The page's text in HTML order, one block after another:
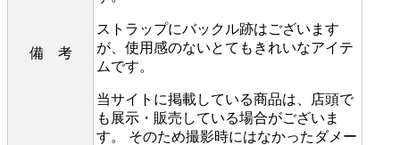
備 考
ストラップにバックル跡はございます
が、使用感のないとてもきれいなアイテ
ムです。
当サイトに掲載している商品は、店頭で
も展示・販売している場合がございま
す。 そのため撮影時にはなかったダメー